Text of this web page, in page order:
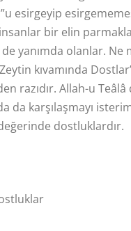
esirgeyip
bir elin
yanımda olanlar. Ne
kıvamında
razıdır. Allah-u
karşılaşmayı
dostluklardır.